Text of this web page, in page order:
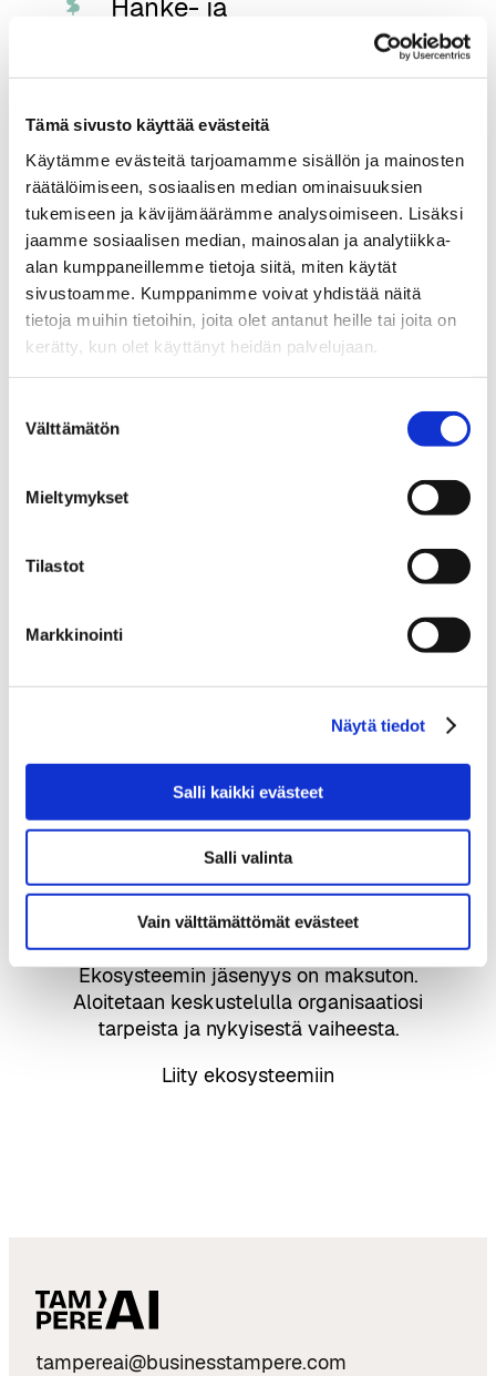
Tämä sivusto käyttää evästeitä
Käytämme evästeitä tarjoamamme sisällön ja mainosten
räätälöimiseen, sosiaalisen median ominaisuuksien
tukemiseen ja kävijämäärämme analysoimiseen. Lisäksi
jaamme sosiaalisen median, mainosalan ja analytiikka-
alan kumppaneillemme tietoja siitä, miten käytät
sivustoamme. Kumppanimme voivat yhdistää näitä
tietoja muihin tietoihin, joita olet antanut heille tai joita on
kerätty, kun olet käyttänyt heidän palvelujaan.
valinta
Välttämätön
Mieltymykset
Tilastot
Markkinointi
Näytä tiedot
Salli kaikki evästeet
Salli valinta
Vain välttämättömät evästeet
Hanke- ja
rahoitusmahdollisuudet
rahoitusmahdollisuudet voivat
auttaa organisaatioita tutkimaan
tekoälyn käyttökohteita, jakamaan
kehitystyötä ja etenemään
pienemmällä riskillä.
Vertaisoppiminen
organisaatioita, jotka ovat tekoälyn
vaiheessa. Tämä tarjoaa
mahdollisuuksia oppia käytännön
Haluatko löytää käytännön
seuraavat askeleet tekoälyn
hyödyntämiseen?
Ekosysteemin jäsenyys on maksuton.
Aloitetaan keskustelulla organisaatiosi
tarpeista ja nykyisestä vaiheesta.
Liity ekosysteemiin
tampereai@businesstampere.com